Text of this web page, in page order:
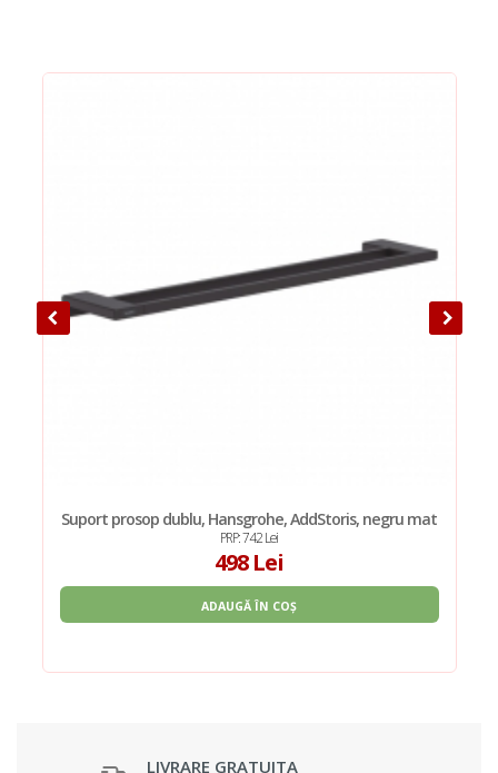
Suport prosop dublu, Hansgrohe, AddStoris, negru mat
PRP: 742 Lei
498 Lei
ADAUGĂ ÎN COȘ
LIVRARE GRATUITA